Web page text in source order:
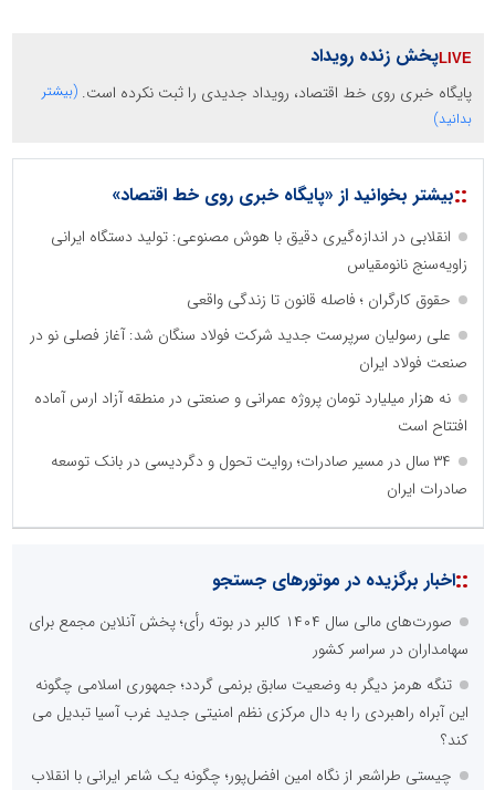
پخش زنده رویداد
پایگاه خبری روی خط اقتصاد، رویداد جدیدی را ثبت نکرده است. (بیشتر
بدانید)
::بیشتر بخوانید از «پایگاه خبری روی خط اقتصاد»
انقلابی در اندازه‌گیری دقیق با هوش مصنوعی: تولید دستگاه ایرانی
زاویه‌سنج نانومقیاس
حقوق کارگران ؛ فاصله قانون تا زندگی واقعی
علی رسولیان سرپرست جدید شرکت فولاد سنگان شد: آغاز فصلی نو در
صنعت فولاد ایران
نه هزار میلیارد تومان پروژه عمرانی و صنعتی در منطقه آزاد ارس آماده
افتتاح است
۳۴ سال در مسیر صادرات؛ روایت تحول و دگردیسی در بانک توسعه
صادرات ایران
::اخبار برگزیده در موتورهای جستجو
صورت‌های مالی سال ۱۴۰۴ کالبر در بوته رأی؛ پخش آنلاین مجمع برای
سهامداران در سراسر کشور
تنگه هرمز دیگر به وضعیت سابق برنمی گردد؛ جمهوری اسلامی چگونه
این آبراه راهبردی را به دال مرکزی نظم امنیتی جدید غرب آسیا تبدیل می
کند؟
چیستی طراشعر از نگاه امین افضل‌پور؛ چگونه یک شاعر ایرانی با انقلاب